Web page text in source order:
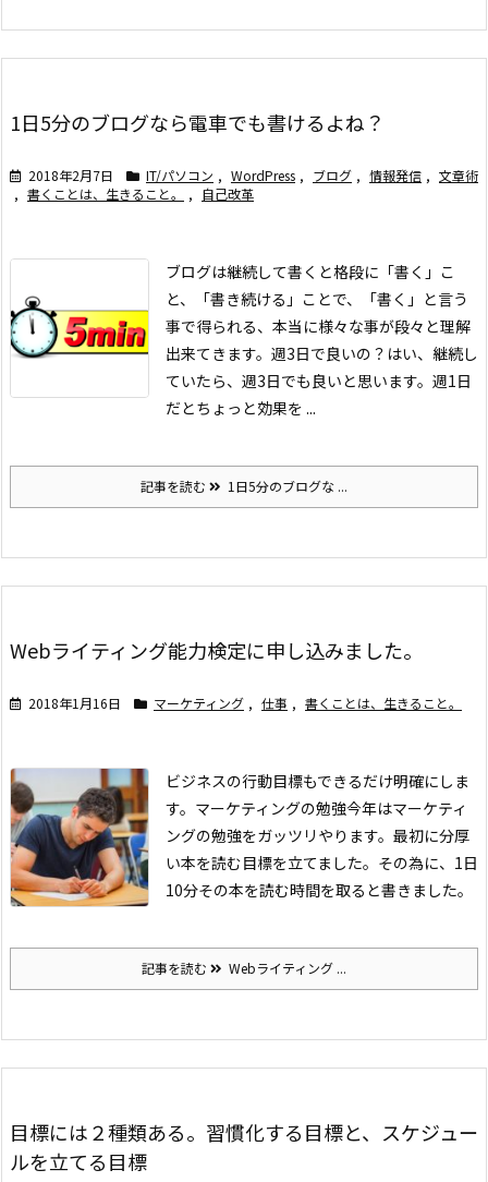
1日5分のブログなら電車でも書けるよね？
2018年2月7日 IT/パソコン , WordPress , ブログ , 情報発信 , 文章術
, 書くことは、生きること。 , 自己改革
ブログは継続して書くと格段に「書く」こ
と、「書き続ける」ことで、「書く」と言う
事で得られる、本当に様々な事が段々と理解
出来てきます。 週3日で良いの？ はい、継続し
ていたら、週3日でも良いと思います。週1日
だとちょっと効果を ...
記事を読む 1日5分のブログな ...
Webライティング能力検定に申し込みました。
2018年1月16日 マーケティング , 仕事 , 書くことは、生きること。
ビジネスの行動目標もできるだけ明確にしま
す。 マーケティングの勉強今年はマーケティ
ングの勉強をガッツリやります。最初に分厚
い本を読む目標を立てました。 その為に、1日
10分その本を読む時間を取ると書きました。
記事を読む Webライティング ...
目標には２種類ある。習慣化する目標と、スケジュー
ルを立てる目標